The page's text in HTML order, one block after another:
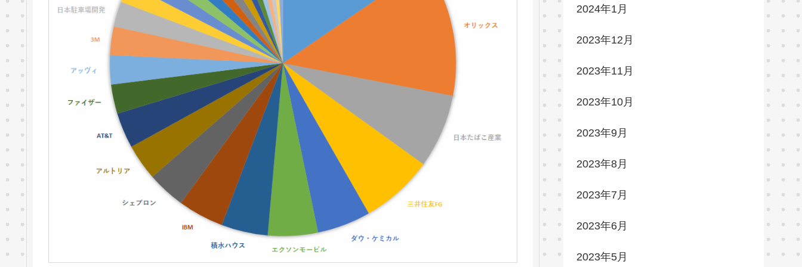
2024年1月
2023年12月
2023年11月
2023年10月
2023年9月
2023年8月
2023年7月
2023年6月
2023年5月